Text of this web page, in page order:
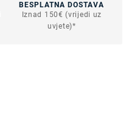
BESPLATNA DOSTAVA
Iznad 150€ (vrijedi uz
uvjete)*